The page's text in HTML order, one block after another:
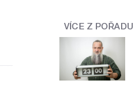
VÍCE Z POŘADU